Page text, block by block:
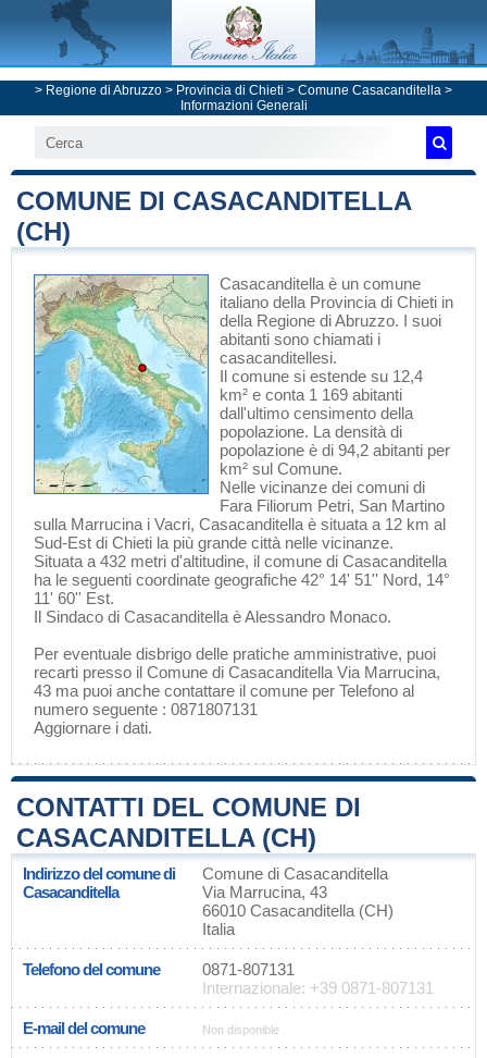
> Regione di Abruzzo > Provincia di Chieti > Comune Casacanditella >
Informazioni Generali
COMUNE DI CASACANDITELLA
(CH)
Casacanditella è un comune
italiano della Provincia di Chieti in
della Regione di Abruzzo. I suoi
abitanti sono chiamati i
casacanditellesi.
Il comune si estende su 12,4
km² e conta 1 169 abitanti
dall'ultimo censimento della
popolazione. La densità di
popolazione è di 94,2 abitanti per
km² sul Comune.
Nelle vicinanze dei comuni di
Fara Filiorum Petri, San Martino
sulla Marrucina i Vacri, Casacanditella è situata a 12 km al
Sud-Est di Chieti la più grande città nelle vicinanze.
Situata a 432 metri d'altitudine, il comune di Casacanditella
ha le seguenti coordinate geografiche 42° 14' 51'' Nord, 14°
11' 60'' Est.
Il Sindaco di Casacanditella è Alessandro Monaco.
Per eventuale disbrigo delle pratiche amministrative, puoi
recarti presso il Comune di Casacanditella Via Marrucina,
43 ma puoi anche contattare il comune per Telefono al
numero seguente : 0871807131
Aggiornare i dati.
CONTATTI DEL COMUNE DI
CASACANDITELLA (CH)
Indirizzo del comune di
Casacanditella
Comune di Casacanditella
Via Marrucina, 43
66010 Casacanditella (CH)
Italia
Telefono del comune
0871-807131
Internazionale: +39 0871-807131
E-mail del comune Non disponible